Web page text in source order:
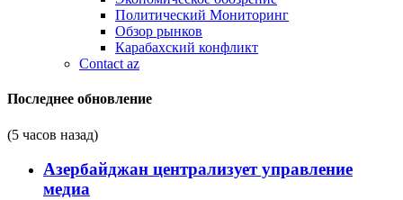
Политический Мониторинг
Обзор рынков
Карабахский конфликт
Contact az
Последнее обновление
(5 часов назад)
Азербайджан централизует управление
медиа